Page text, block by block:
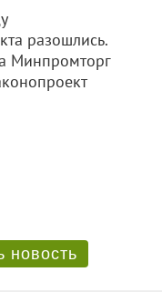
разошлись.
Минпромторг
новость